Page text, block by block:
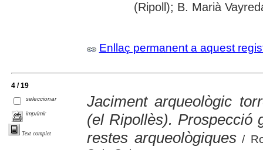
(Ripoll); B. Marià
Enllaç permanent a aquest
4 / 19
seleccionar
imprimir
Text complet
Jaciment arqueològic
(el Ripollès). Prospecció
restes arqueològiques /